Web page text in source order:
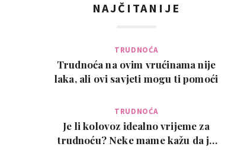
NAJČITANIJE
TRUDNOĆA
Trudnoća na ovim vrućinama nije
laka, ali ovi savjeti mogu ti pomoći
TRUDNOĆA
Je li kolovoz idealno vrijeme za
trudnoću? Neke mame kažu da je